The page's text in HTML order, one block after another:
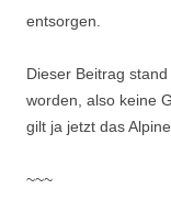
entsorgen.
Dieser Beitrag
worden, also keine
gilt ja jetzt das
~~~